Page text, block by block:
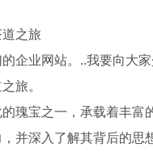
之旅
企业网站。..我要向大
旅。
瑰宝之一，承载着丰
并深入了解其背后的思